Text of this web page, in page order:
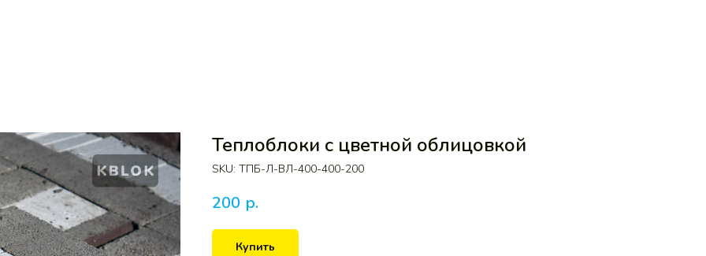
Теплоблоки с цветной облицовкой
SKU: ТПБ-Л-ВЛ-400-400-200
200 р.
Купить